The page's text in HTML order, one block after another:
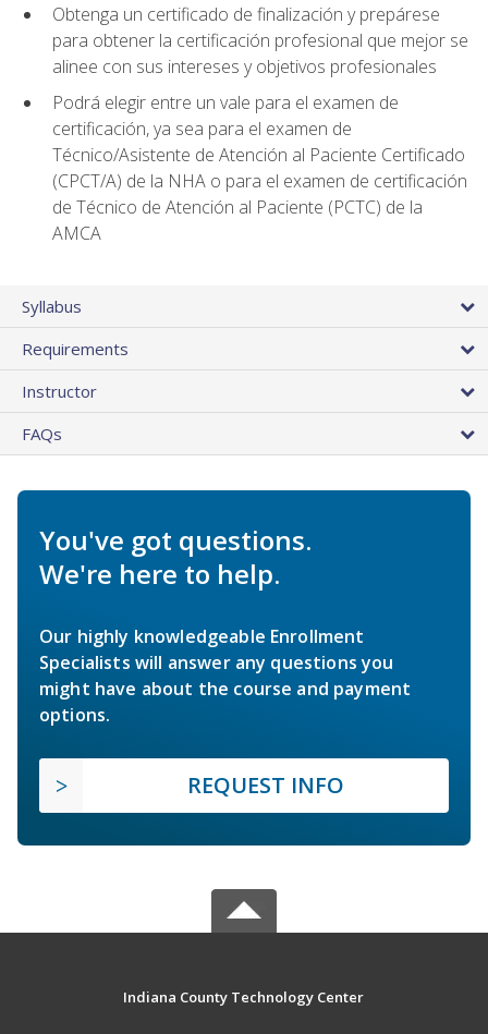
Obtenga un certificado de finalización y prepárese
para obtener la certificación profesional que mejor se
alinee con sus intereses y objetivos profesionales
Podrá elegir entre un vale para el examen de
certificación, ya sea para el examen de
Técnico/Asistente de Atención al Paciente Certificado
(CPCT/A) de la NHA o para el examen de certificación
de Técnico de Atención al Paciente (PCTC) de la
AMCA
Syllabus
Requirements
Instructor
FAQs
You've got questions.
We're here to help.
Our highly knowledgeable Enrollment
Specialists will answer any questions you
might have about the course and payment
options.
REQUEST INFO
Indiana County Technology Center